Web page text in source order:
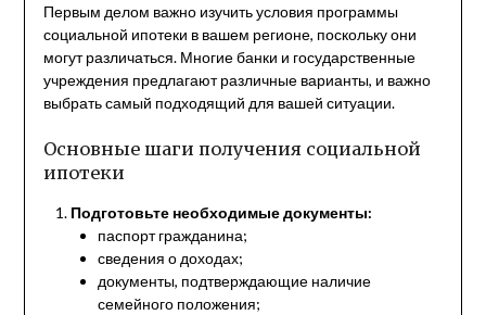
Первым делом важно изучить условия программы
социальной ипотеки в вашем регионе, поскольку они
могут различаться. Многие банки и государственные
учреждения предлагают различные варианты, и важно
выбрать самый подходящий для вашей ситуации.
Основные шаги получения социальной
ипотеки
Подготовьте необходимые документы:
паспорт гражданина;
сведения о доходах;
документы, подтверждающие наличие
семейного положения;